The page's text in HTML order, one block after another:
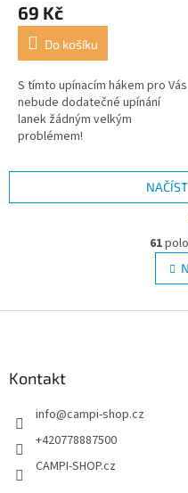
69 Kč
Do košíku
S tímto upínacím hákem pro Vás
nebude dodatečné upínání
lanek žádným velkým
problémem!
61
Kontakt
info@campi-shop.cz
+420778887500
CAMPI-SHOP.cz